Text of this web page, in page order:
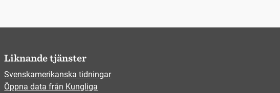
Liknande tjänster
Svenskamerikanska tidningar
Öppna data från Kungliga